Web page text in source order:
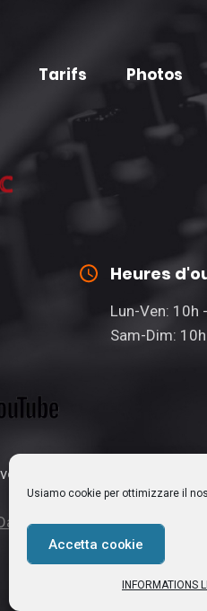
Usiamo cookie per ottimizzare il
Accetta cookie
INFORMATIONS
Tarifs Photos
Heures
Lun-Ven: 10h
Sam-Dim:
Lengaigne